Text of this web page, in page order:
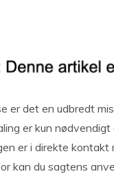
er det en udbredt
er kun
er i direkte
du sagtens